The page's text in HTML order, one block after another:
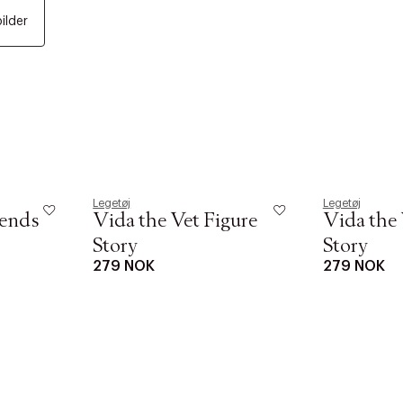
Legetøj
Vida the Vet Figure
Story
279 NOK
Legetøj
Vida the
Story
279 NOK